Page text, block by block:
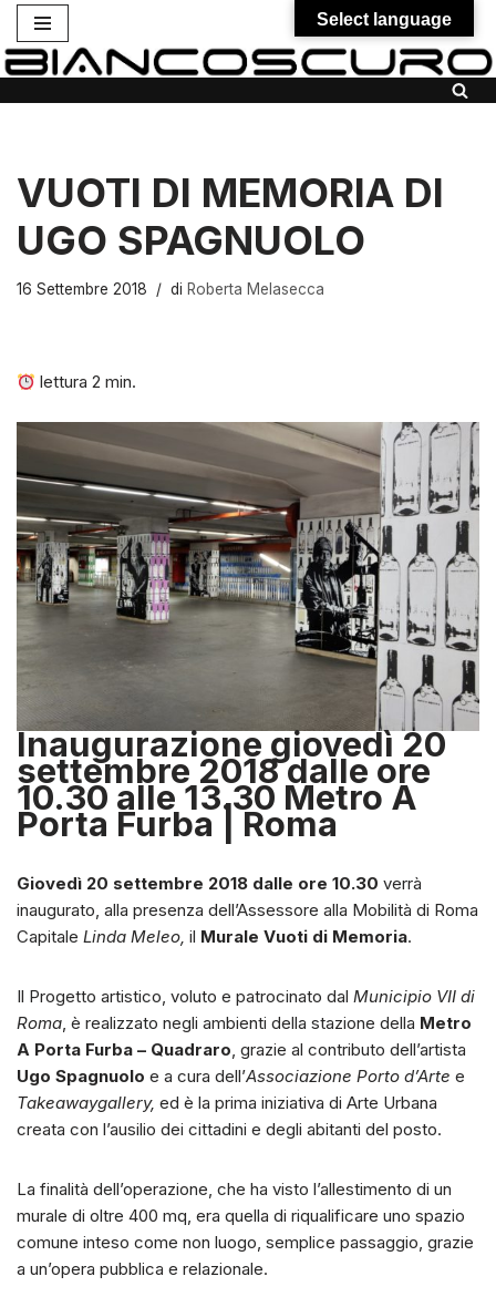
Vai
VUOTI DI MEMORIA DI
UGO SPAGNUOLO
16 Settembre 2018 di Roberta Melasecca
lettura2 min.
Inaugurazione giovedì 20
settembre 2018 dalle ore
10.30 alle 13.30 Metro A
Porta Furba | Roma
Giovedì 20 settembre 2018 dalle ore 10.30 verrà
inaugurato, alla presenza dell’Assessore alla Mobilità di Roma
Capitale Linda Meleo, il Murale Vuoti di Memoria.
Il Progetto artistico, voluto e patrocinato dal Municipio VII di
Roma , è realizzato negli ambienti della stazione della Metro
A Porta Furba – Quadraro , grazie al contributo dell’artista
Ugo Spagnuolo e a cura dell’Associazione Porto d’Arte e
Takeawaygallery, ed è la prima iniziativa di Arte Urbana
creata con l’ausilio dei cittadini e degli abitanti del posto.
La finalità dell’operazione, che ha visto l’allestimento di un
murale di oltre 400 mq, era quella di riqualificare uno spazio
comune inteso come non luogo, semplice passaggio, grazie
a un’opera pubblica e relazionale.
Select language